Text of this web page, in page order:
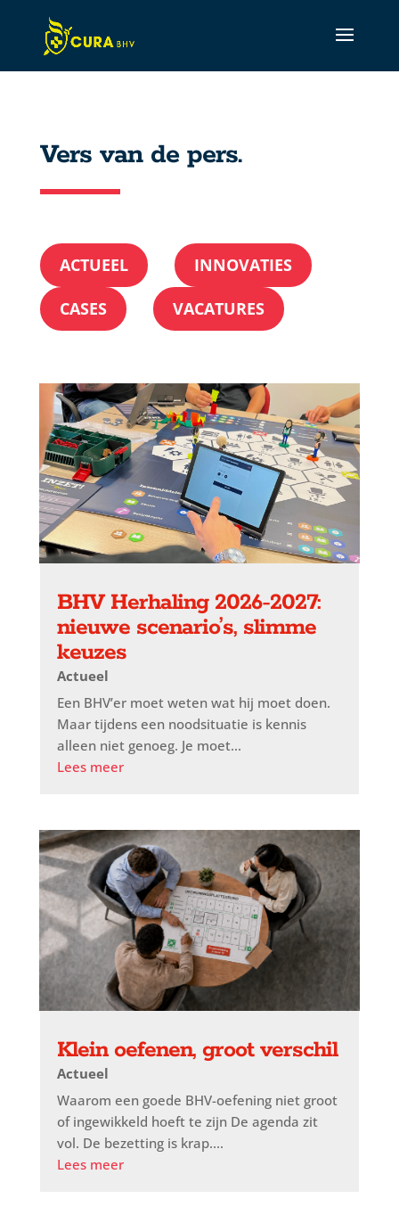
Vers van de pers.
ACTUEEL INNOVATIES
CASES VACATURES
BHV Herhaling 2026-2027:
nieuwe scenario’s, slimme
keuzes
Actueel
Een BHV’er moet weten wat hij moet doen.
Maar tijdens een noodsituatie is kennis
alleen niet genoeg. Je moet...
Lees meer
Klein oefenen, groot verschil
Actueel
Waarom een goede BHV-oefening niet groot
of ingewikkeld hoeft te zijn De agenda zit
vol. De bezetting is krap....
Lees meer
Active